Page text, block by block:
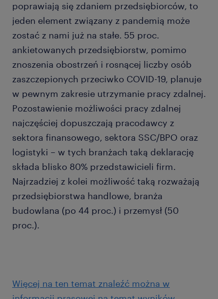
poprawiają się zdaniem przedsiębiorców, to
jeden element związany z pandemią może
zostać z nami już na stałe. 55 proc.
ankietowanych przedsiębiorstw, pomimo
znoszenia obostrzeń i rosnącej liczby osób
zaszczepionych przeciwko COVID-19, planuje
w pewnym zakresie utrzymanie pracy zdalnej.
Pozostawienie możliwości pracy zdalnej
najczęściej dopuszczają pracodawcy z
sektora finansowego, sektora SSC/BPO oraz
logistyki – w tych branżach taką deklarację
składa blisko 80% przedstawicieli firm.
Najrzadziej z kolei możliwość taką rozważają
przedsiębiorstwa handlowe, branża
budowlana (po 44 proc.) i przemysł (50
proc.).
Więcej na ten temat znaleźć można w